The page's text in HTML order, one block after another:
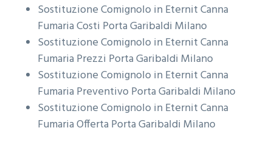
Sostituzione Comignolo in Eternit Canna
Fumaria Costi Porta Garibaldi Milano
Sostituzione Comignolo in Eternit Canna
Fumaria Prezzi Porta Garibaldi Milano
Sostituzione Comignolo in Eternit Canna
Fumaria Preventivo Porta Garibaldi Milano
Sostituzione Comignolo in Eternit Canna
Fumaria Offerta Porta Garibaldi Milano